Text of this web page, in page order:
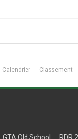
Calendrier Classement
GTA Old School RDR 2